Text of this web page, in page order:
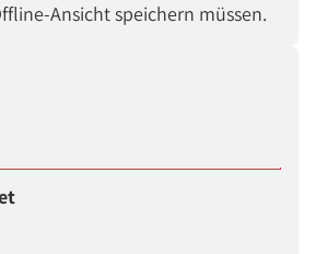
Ansicht speichern müssen.